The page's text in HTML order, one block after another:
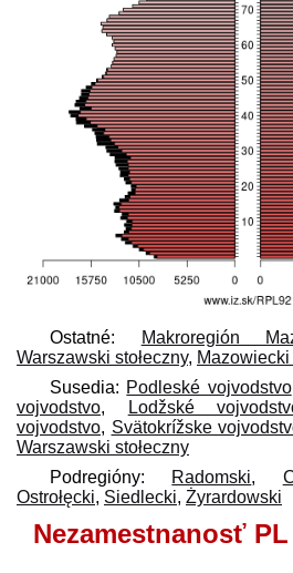
Ostatné: Makroregión
Warszawski stołeczny,
Susedia: Podleské vojvodstvo
vojvodstvo, Lodžské
vojvodstvo, Svätokrížske
Warszawski stołeczny
Podregióny: Radomski,
Ostrołęcki, Siedlecki, Żyrardowski
Nezamestnanosť PL